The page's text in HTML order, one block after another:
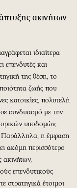
ακινήτων
ιδιαίτερα
επενδυτές και
της θέση, το
ζωής που
κατοικίες, πολυτελή
συνδυασμό με την
υποδομών,
Παράλληλα, η έμφαση
ακόμη περισσότερο
ακινήτων,
επενδυτικούς
στρατηγικά έτοιμοι